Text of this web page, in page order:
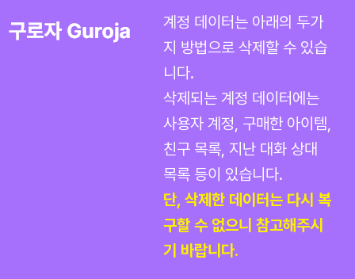
계정 데이터는 아래의 두가
지 방법으로 삭제할 수 있습
니다.
삭제되는 계정 데이터에는
사용자 계정, 구매한 아이템,
친구 목록, 지난 대화 상대
목록 등이 있습니다.
단, 삭제한 데이터는 다시 복
구할 수 없으니 참고해주시
기 바랍니다.